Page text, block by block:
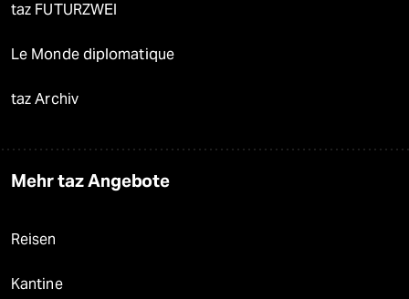
taz FUTURZWEI
Le Monde diplomatique
taz Archiv
Mehr taz Angebote
Reisen
Kantine